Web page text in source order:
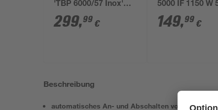
'TBP 6000/57 Inox'
1100 W 6000 l/h
299,99 €
5000 IF 1150 W
l/h
149,99 €
Beschreibung
automatisches An- und Abschalten von